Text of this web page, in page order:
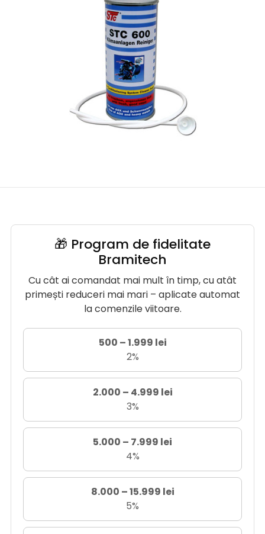
🎁 Program de fidelitate
Bramitech
Cu cât ai comandat mai mult în timp, cu atât
primești reduceri mai mari – aplicate automat
la comenzile viitoare.
500 – 1.999 lei
2%
2.000 – 4.999 lei
3%
5.000 – 7.999 lei
4%
8.000 – 15.999 lei
5%